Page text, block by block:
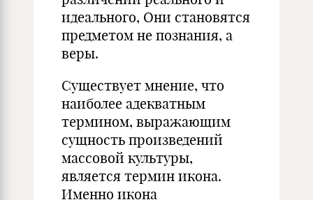
идеального, Они становятся
предметом не познания, а
веры.
Существует мнение, что
наиболее адекватным
термином, выражающим
сущность произведений
массовой культуры,
является термин икона.
Именно икона